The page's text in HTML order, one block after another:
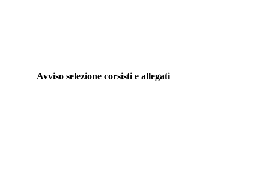
Avviso selezione corsisti e allegati